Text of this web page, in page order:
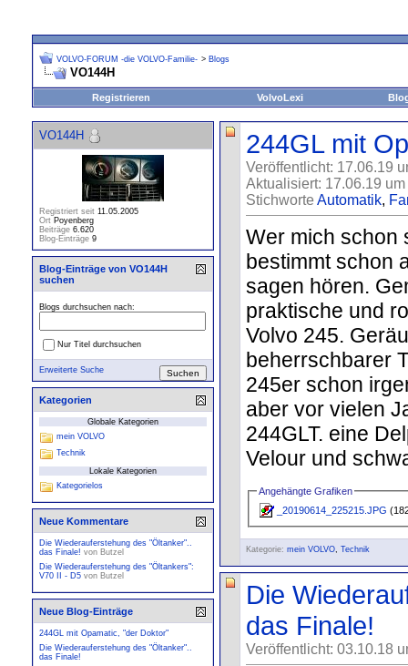
VOLVO-FORUM -die VOLVO-Familie- > Blogs
VO144H
Registrieren VolvoLexi
244GL mit
Veröffentlicht: 17.06.19
Aktualisiert: 17.06.19
Stichworte Automatik,
Wer mich schon
bestimmt schon
sagen hören.
praktische und
Volvo 245.
beherrschbarer
245er schon
aber vor vielen
244GLT. eine
Velour und
Angehängte Grafiken
_20190614_225215.JPG
Kategorie: mein VOLVO, Technik
Die
das Finale!
Veröffentlicht: 03.10.18
VO144H
Registriert seit 11.05.2005
Ort Poyenberg
Beiträge 6.620
Blog-Einträge 9
Blog-Einträge von VO144H
suchen
Blogs durchsuchen nach:
Nur Titel durchsuchen
Erweiterte Suche
Kategorien
Globale Kategorien
mein VOLVO
Technik
Lokale Kategorien
Kategorielos
Neue Kommentare
Die Wiederauferstehung des "Öltanker"..
das Finale! von Butzel
Die Wiederauferstehung des "Öltankers":
V70 II - D5 von Butzel
Neue Blog-Einträge
244GL mit Opamatic, "der Doktor"
Die Wiederauferstehung des "Öltanker"..
das Finale!